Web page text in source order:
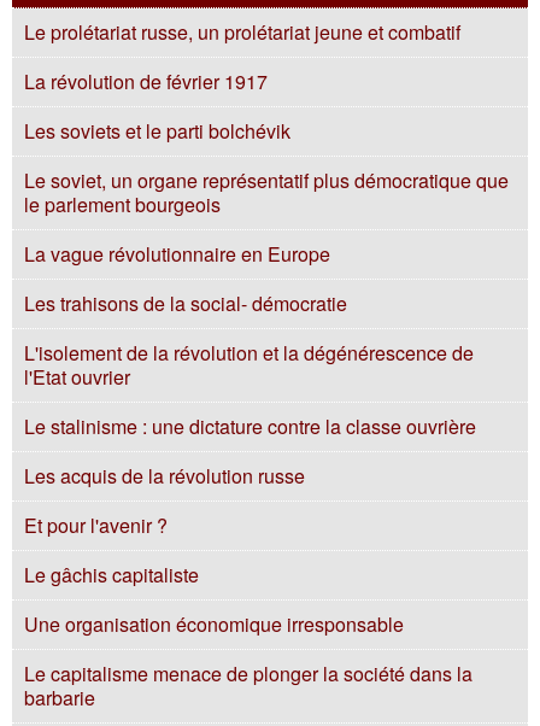
Le prolétariat russe, un prolétariat jeune et combatif
La révolution de février 1917
Les soviets et le parti bolchévik
Le soviet, un organe représentatif plus démocratique que
le parlement bourgeois
La vague révolutionnaire en Europe
Les trahisons de la social- démocratie
L'isolement de la révolution et la dégénérescence de
l'Etat ouvrier
Le stalinisme : une dictature contre la classe ouvrière
Les acquis de la révolution russe
Et pour l'avenir ?
Le gâchis capitaliste
Une organisation économique irresponsable
Le capitalisme menace de plonger la société dans la
barbarie